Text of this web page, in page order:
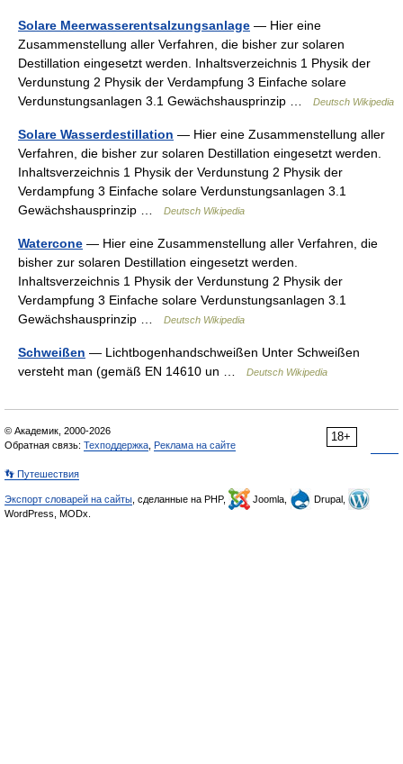
Solare Meerwasserentsalzungsanlage — Hier eine
Zusammenstellung aller Verfahren, die bisher zur solaren
Destillation eingesetzt werden. Inhaltsverzeichnis 1 Physik der
Verdunstung 2 Physik der Verdampfung 3 Einfache solare
Verdunstungsanlagen 3.1 Gewächshausprinzip …
Deutsch Wikipedia
Solare Wasserdestillation — Hier eine Zusammenstellung aller
Verfahren, die bisher zur solaren Destillation eingesetzt werden.
Inhaltsverzeichnis 1 Physik der Verdunstung 2 Physik der
Verdampfung 3 Einfache solare Verdunstungsanlagen 3.1
Gewächshausprinzip …
Deutsch Wikipedia
Watercone — Hier eine Zusammenstellung aller Verfahren, die
bisher zur solaren Destillation eingesetzt werden.
Inhaltsverzeichnis 1 Physik der Verdunstung 2 Physik der
Verdampfung 3 Einfache solare Verdunstungsanlagen 3.1
Gewächshausprinzip …
Deutsch Wikipedia
Schweißen — Lichtbogenhandschweißen Unter Schweißen
versteht man (gemäß EN 14610 un …
Deutsch Wikipedia
18+
© Академик, 2000-2026
Обратная связь: Техподдержка Реклама на сайте
👣 Путешествия
Экспорт словарей на сайты , сделанные на PHP, Joomla,
Drupal,
WordPress, MODx.